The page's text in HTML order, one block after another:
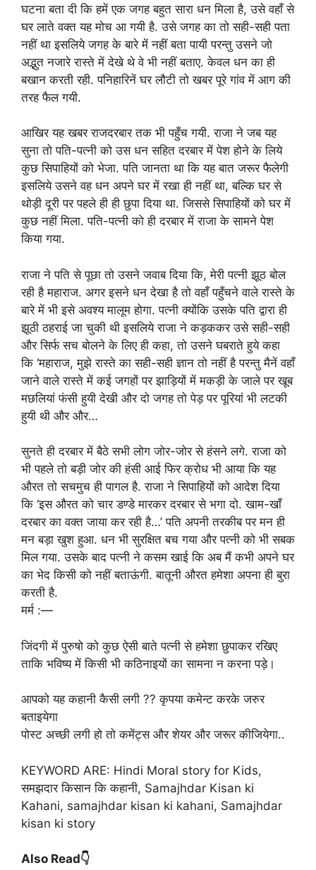
घटना बता दी कि हमें एक जगह बहुत सारा धन मिला है, उसे वहाँ से
घर लाते वक्त यह मोच आ गयी है. उसे जगह का तो सही-सही पता
नहीं था इसलिये जगह के बारे में नहीं बता पायी परन्तु उसने जो
अद्भुत नजारे रास्ते में देखे थे वे भी नहीं बताए. केवल धन का ही
बखान करती रही. पनिहारिनें घर लौटी तो खबर पूरे गांव में आग की
तरह फैल गयी.
आखिर यह खबर राजदरबार तक भी पहुँच गयी. राजा ने जब यह
सुना तो पति-पत्नी को उस धन सहित दरबार में पेश होने के लिये
कुछ सिपाहियों को भेजा. पति जानता था कि यह बात जरूर फैलेगी
इसलिये उसने वह धन अपने घर में रखा ही नहीं था, बल्कि घर से
थोड़ी दूरी पर पहले ही ही छुपा दिया था. जिससे सिपाहियों को घर में
कुछ नहीं मिला. पति-पत्नी को ही दरबार में राजा के सामने पेश
किया गया.
राजा ने पति से पूछा तो उसने जवाब दिया कि, मेरी पत्नी झूठ बोल
रही है महाराज. अगर इसने धन देखा है तो वहाँ पहुँचने वाले रास्ते के
बारे में भी इसे अवश्य मालूम होगा. पत्नी क्योंकि उसके पति द्वारा ही
झूठी ठहराई जा चुकी थी इसलिये राजा ने कड़ककर उसे सही-सही
और सिर्फ सच बोलने के लिए ही कहा, तो उसने घबराते हुये कहा
कि ‘महाराज, मुझे रास्ते का सही-सही ज्ञान तो नहीं है परन्तु मैनें वहाँ
जाने वाले रास्ते में कई जगहों पर झाड़ियों में मकड़ी के जाले पर खूब
मछलियां फंसी हुयी देखी और दो जगह तो पेड़ पर पूरियां भी लटकी
हुयी थी और और…
सुनते ही दरबार में बैठे सभी लोग जोर-जोर से हंसने लगे. राजा को
भी पहले तो बड़ी जोर की हंसी आई फिर क्रोध भी आया कि यह
औरत तो सचमुच ही पागल है. राजा ने सिपाहियों को आदेश दिया
कि ‘इस औरत को चार डण्डे मारकर दरबार से भगा दो. खाम-खाँ
दरबार का वक्त जाया कर रही है…’ पति अपनी तरकीब पर मन ही
मन बड़ा खुश हुआ. धन भी सुरक्षित बच गया और पत्नी को भी सबक
मिल गया. उसके बाद पत्नी ने कसम खाई कि अब मैं कभी अपने घर
का भेद किसी को नहीं बताऊंगी. बातूनी औरत हमेशा अपना ही बुरा
करती है.
मर्म :—
जिंदगी में पुरुषो को कुछ ऐसी बाते पत्नी से हमेशा छुपाकर रखिए
ताकि भविष्य में किसी भी कठिनाइयों का सामना न करना पड़े।
आपको यह कहानी कैसी लगी ?? कृपया कमेन्ट करके जरुर
बताइयेगा
पोस्ट अच्छी लगी हो तो कमेंट्स और शेयर और जरूर कीजियेगा..
KEYWORD ARE: Hindi Moral story for Kids,
समझदार किसान कि कहानी, Samajhdar Kisan ki
Kahani, samajhdar kisan ki kahani, Samajhdar
kisan ki story
Also Read👇